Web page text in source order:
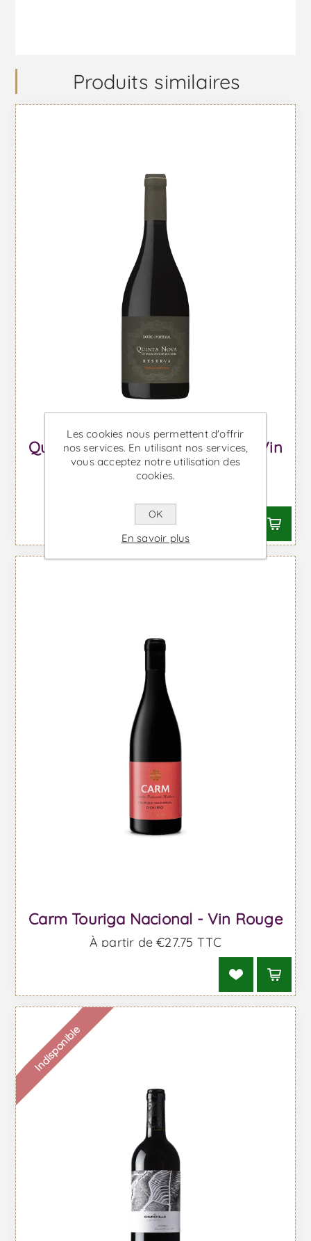
Produits similaires
Quinta Nova Touriga Nacional - Vin
Rouge
Carm Touriga Nacional - Vin Rouge
À partir de €27,75 TTC
Indisponible
Les cookies nous permettent d'offrir
nos services. En utilisant nos services,
vous acceptez notre utilisation des
cookies.
OK
En savoir plus